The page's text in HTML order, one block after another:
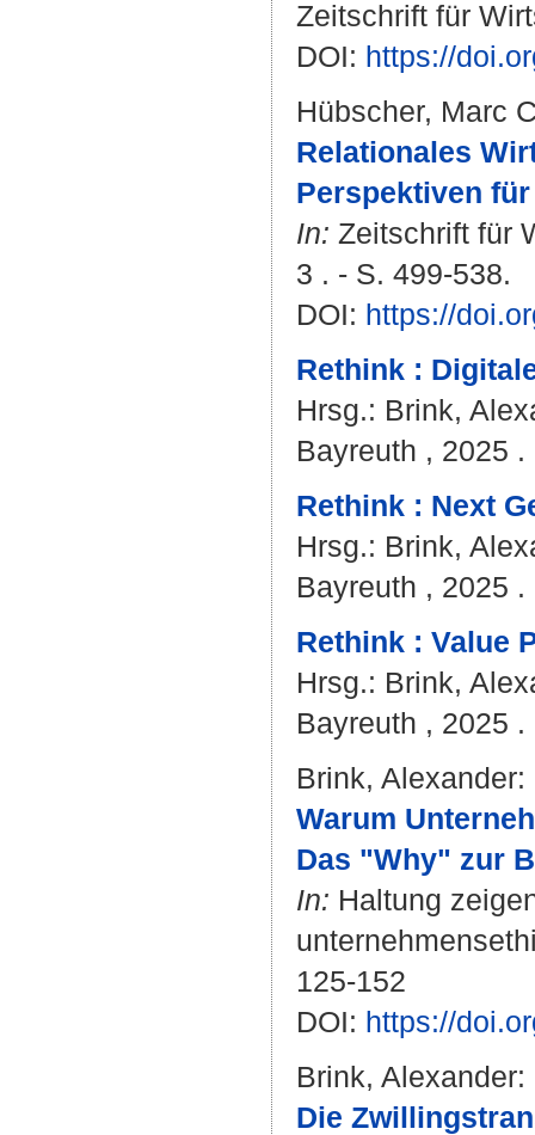
Zeitschrift für
DOI: https://
Hübscher, Marc
Relationales
Perspektiven
In: Zeitschrift für
3 . - S. 499-538.
DOI: https://
Rethink :
Hrsg.: Brink,
Bayreuth , 2025
Rethink : Next
Hrsg.: Brink,
Bayreuth , 2025
Rethink : Value
Hrsg.: Brink,
Bayreuth , 2025
Brink, Alexander:
Warum
Das "Why" zur
In: Haltung
125-152
DOI: https://
Brink, Alexander:
Die